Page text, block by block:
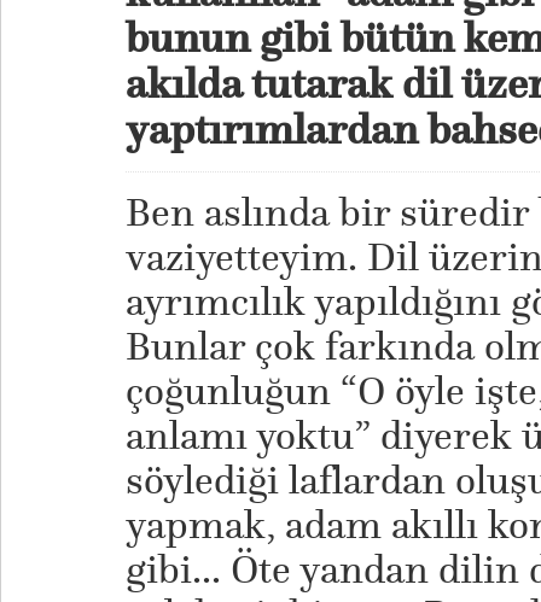
bunun gibi bütün
akılda tutarak dil
yaptırımlardan
Ben aslında bir süredir
vaziyetteyim. Dil
ayrımcılık
Bunlar çok farkında
çoğunluğun “O öyle
anlamı yoktu” diyerek
söylediği laflardan
yapmak, adam akıllı
gibi... Öte yandan dilin